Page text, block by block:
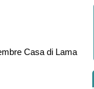
Casa di Lama